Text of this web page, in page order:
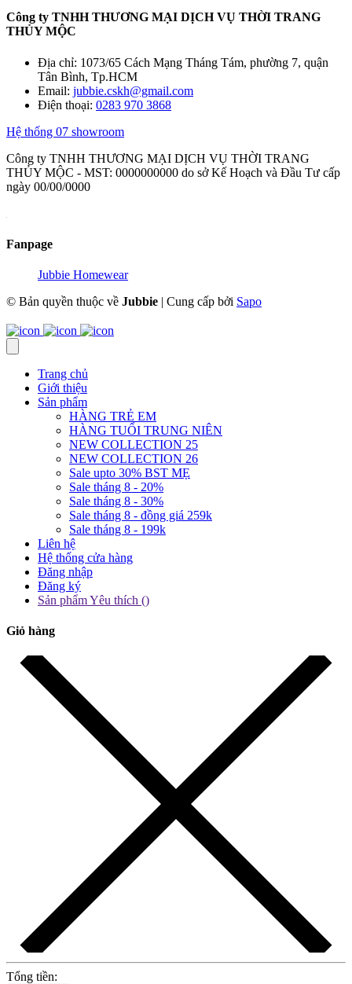
Công ty TNHH THƯƠNG MẠI DỊCH VỤ THỜI TRANG
THỦY MỘC
Địa chỉ: 1073/65 Cách Mạng Tháng Tám, phường 7, quận
Tân Bình, Tp.HCM
Email: jubbie.cskh@gmail.com
Điện thoại: 0283 970 3868
Hệ thống 07 showroom
Công ty TNHH THƯƠNG MẠI DỊCH VỤ THỜI TRANG
THỦY MỘC - MST: 0000000000 do sở Kế Hoạch và Đầu Tư cấp
ngày 00/00/0000
Fanpage
Jubbie Homewear
© Bản quyền thuộc về Jubbie | Cung cấp bởi Sapo
Trang chủ
Giới thiệu
Sản phẩm
HÀNG TRẺ EM
HÀNG TUỔI TRUNG NIÊN
NEW COLLECTION 25
NEW COLLECTION 26
Sale upto 30% BST MẸ
Sale tháng 8 - 20%
Sale tháng 8 - 30%
Sale tháng 8 - đồng giá 259k
Sale tháng 8 - 199k
Liên hệ
Hệ thống cửa hàng
Đăng nhập
Đăng ký
Sản phẩm Yêu thích ()
Giỏ hàng
Tổng tiền: